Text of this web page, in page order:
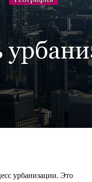
урбанизации. Это